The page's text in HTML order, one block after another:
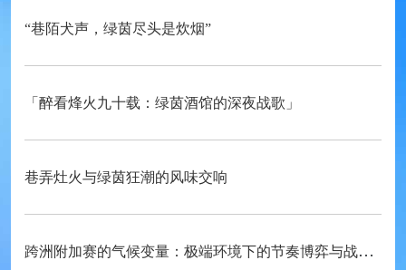
“巷陌犬声，绿茵尽头是炊烟”
「醉看烽火九十载：绿茵酒馆的深夜战歌」
巷弄灶火与绿茵狂潮的风味交响
跨洲附加赛的气候变量：极端环境下的节奏博弈与战术自适应